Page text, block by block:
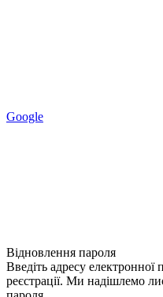
Google
Відновлення пароля
Введіть адресу
реєстрації. Ми надішлемо